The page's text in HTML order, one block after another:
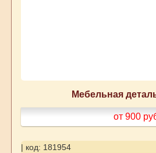
Мебельная
от 900
| код: 181954